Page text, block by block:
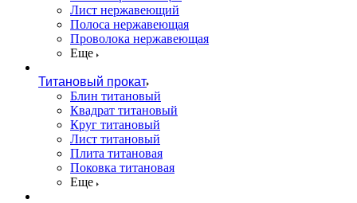
Лист нержавеющий
Полоса нержавеющая
Проволока нержавеющая
Еще
Титановый прокат
Блин титановый
Квадрат титановый
Круг титановый
Лист титановый
Плита титановая
Поковка титановая
Еще